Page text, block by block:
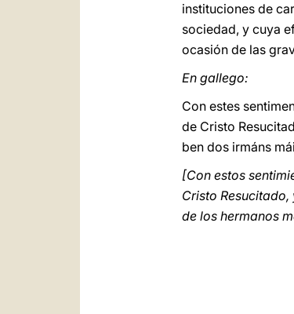
instituciones de
sociedad, y cuya
ocasión de las
En gallego:
Con estes
de Cristo
ben dos irmáns
[Con estos
Cristo
de los hermanos